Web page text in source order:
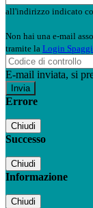
all'indirizzo indicato
Non hai una e-mail
tramite la Login
E-mail inviata, si
Errore
Chiudi
Successo
Chiudi
Informazione
Chiudi